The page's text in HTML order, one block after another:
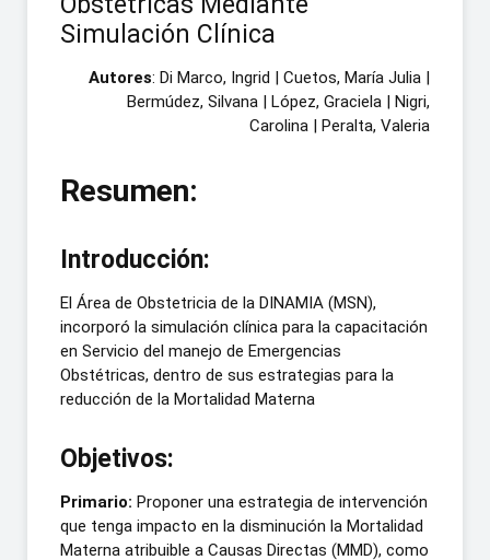
Simulación Clínica
Autores: Di Marco, Ingrid | Cuetos, María Julia
Bermúdez, Silvana
López, Graciela
Nigri,
Carolina
Peralta, Valeria
Resumen:
Introducción:
El Área de Obstetricia de la DINAMIA (MSN),
incorporó la simulación clínica para la capacitación
en Servicio del manejo de Emergencias
Obstétricas, dentro de sus estrategias para la
reducción de la Mortalidad Materna
Objetivos:
Primario: Proponer una estrategia de intervención
que tenga impacto en la disminución la Mortalidad
Materna atribuible a Causas Directas (MMD), como